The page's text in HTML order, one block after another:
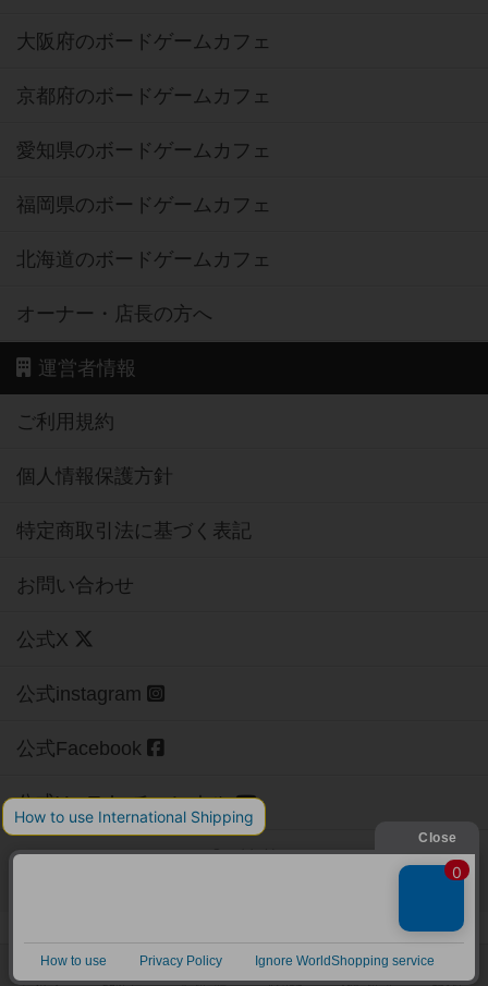
大阪府のボードゲームカフェ
京都府のボードゲームカフェ
愛知県のボードゲームカフェ
福岡県のボードゲームカフェ
北海道のボードゲームカフェ
オーナー・店長の方へ
運営者情報
ご利用規約
個人情報保護方針
特定商取引法に基づく表記
お問い合わせ
公式X
公式instagram
公式Facebook
公式YouTubeチャンネル
Copyright (c)